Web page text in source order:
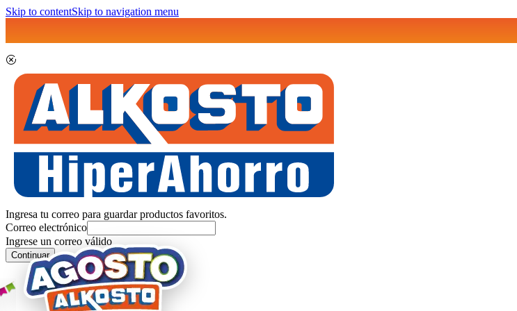
Skip to contentSkip to navigation menu
Ingresa tu correo para guardar productos favoritos.
Correo electrónico
Ingrese un correo válido
Continuar